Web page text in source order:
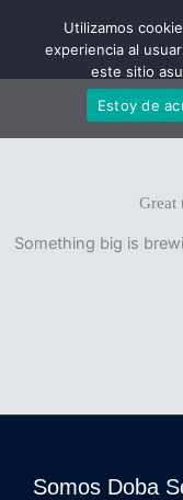
Great
Something big is
Somos Doba
Utilizamos
experiencia al
este sitio
Estoy de